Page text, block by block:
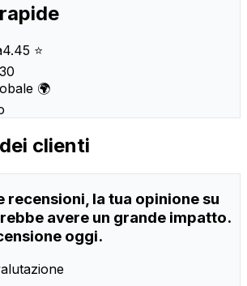
4.45 ⭐
🌍
clienti
recensioni, la tua opinione su
avere un grande impatto.
oggi.